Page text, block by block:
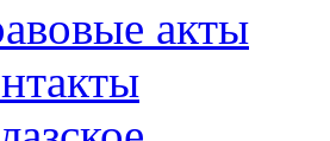
акты